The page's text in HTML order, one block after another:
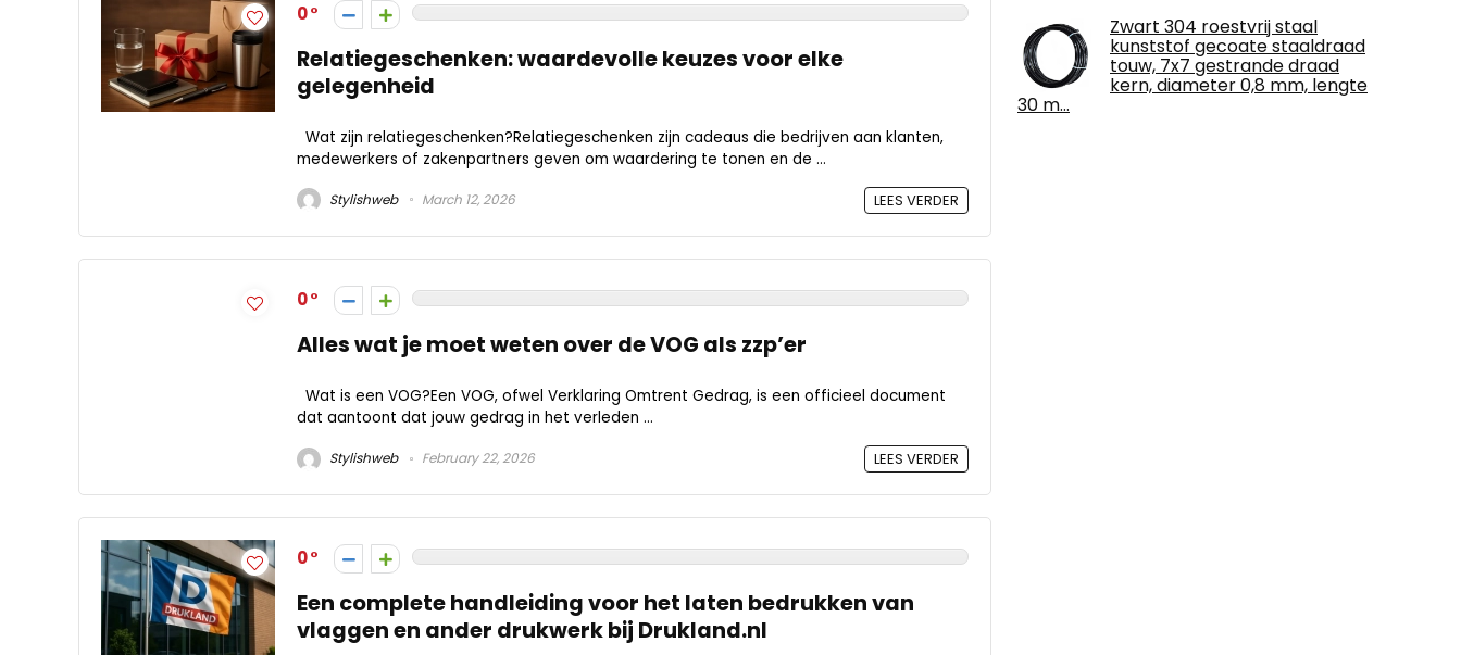
0
Relatiegeschenken: waardevolle keuzes voor elke
gelegenheid
Wat zijn relatiegeschenken?Relatiegeschenken zijn cadeaus die bedrijven aan klanten,
medewerkers of zakenpartners geven om waardering te tonen en de ...
Stylishweb March 12, 2026 LEES VERDER
0
Alles wat je moet weten over de VOG als zzp’er
Wat is een VOG?Een VOG, ofwel Verklaring Omtrent Gedrag, is een officieel document
dat aantoont dat jouw gedrag in het verleden ...
Stylishweb February 22, 2026 LEES VERDER
0
Een complete handleiding voor het laten bedrukken van
vlaggen en ander drukwerk bij Drukland.nl
Zwart 304 roestvrij staal
kunststof gecoate staaldraad
touw, 7x7 gestrande draad
kern, diameter 0,8 mm, lengte
30 m…